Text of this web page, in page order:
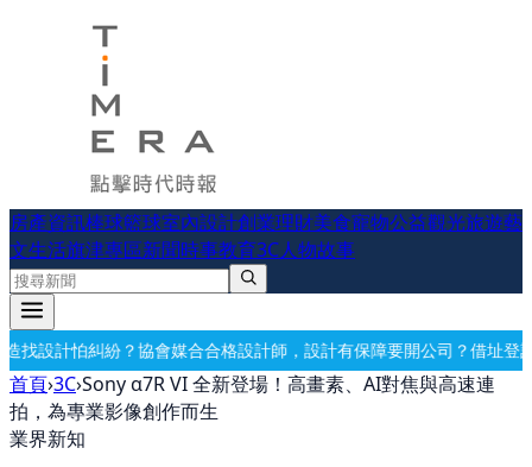
房產資訊棒球籃球室內設計創業理財美食寵物公益觀光旅遊藝
文生活旗津專區新聞時事教育3C人物故事
合合格設計師，設計有保障要開公司？借址登記・公司設立・工商登記
首頁›3C›Sony α7R VI 全新登場！高畫素、AI對焦與高速連
拍，為專業影像創作而生
業界新知